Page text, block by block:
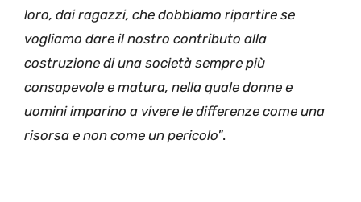
loro, dai ragazzi, che dobbiamo ripartire se
vogliamo dare il nostro contributo alla
costruzione di una società sempre più
consapevole e matura, nella quale donne e
uomini imparino a vivere le differenze come una
risorsa e non come un pericolo”.